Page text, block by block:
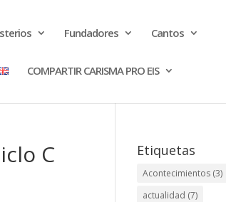
Fundadores Cantos
COMPARTIR CARISMA PRO EIS
C Etiquetas
Acontecimientos (3)
actualidad (7)